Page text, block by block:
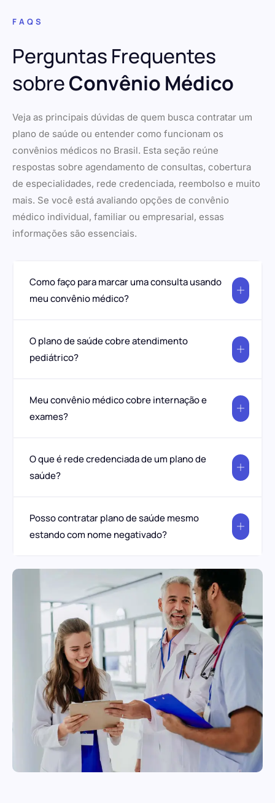
FAQS
Perguntas Frequentes
sobreConvênio Médico
Veja as principais dúvidas de quem busca contratar um
plano de saúde ou entender como funcionam os
convênios médicos no Brasil. Esta seção reúne
respostas sobre agendamento de consultas, cobertura
de especialidades, rede credenciada, reembolso e muito
mais. Se você está avaliando opções de convênio
médico individual, familiar ou empresarial, essas
informações são essenciais.
Como faço para marcar uma consulta usando
meu convênio médico?
O plano de saúde cobre atendimento
pediátrico?
Meu convênio médico cobre internação e
exames?
O que é rede credenciada de um plano de
saúde?
Posso contratar plano de saúde mesmo
estando com nome negativado?